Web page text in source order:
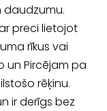
preci lietojot
rīkus vai
Pircējam pa
rēķinu.
ir derīgs bez